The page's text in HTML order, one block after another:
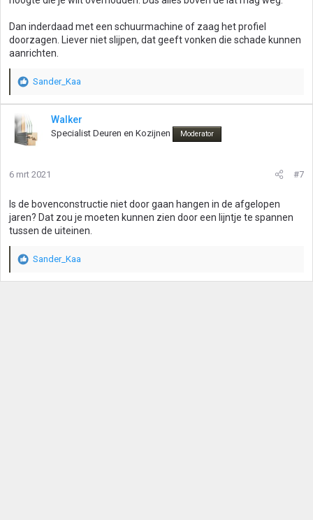
Dan inderdaad met een schuurmachine of zaag het profiel
doorzagen. Liever niet slijpen, dat geeft vonken die schade kunnen
aanrichten.
W
r
d
i
g
:
Sander_Kaa
Walker
Specialist Deuren en Kozijnen Moderator
6 mrt 2021 #7
Is de bovenconstructie niet door gaan hangen in de afgelopen
jaren? Dat zou je moeten kunnen zien door een lijntje te spannen
tussen de uiteinen.
W
Sander_Kaa